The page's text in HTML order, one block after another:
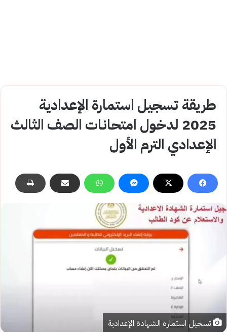
طريقة تسجيل استمارة الإعدادية
2025 لدخول امتحانات الصف الثالث
الإعدادي الترم الأول
تسجيل استمارة الشهادة الإعدادية